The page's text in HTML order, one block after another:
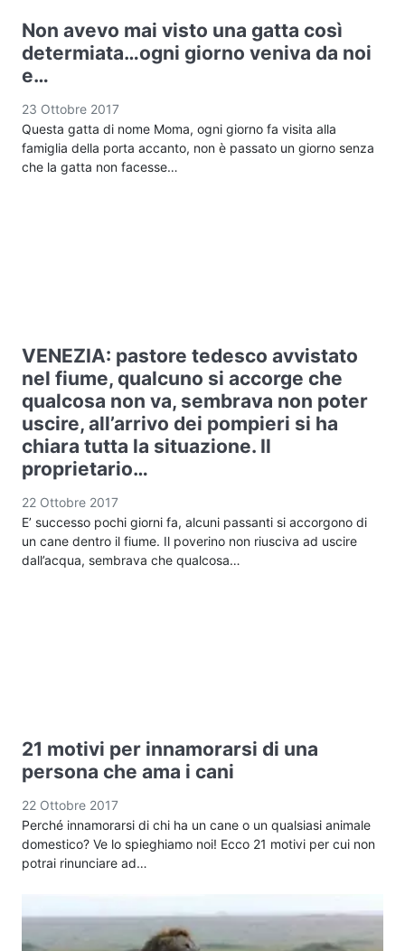
Non avevo mai visto una gatta così
determiata…ogni giorno veniva da noi
e…
23 Ottobre 2017
Questa gatta di nome Moma, ogni giorno fa visita alla
famiglia della porta accanto, non è passato un giorno senza
che la gatta non facesse…
VENEZIA: pastore tedesco avvistato
nel fiume, qualcuno si accorge che
qualcosa non va, sembrava non poter
uscire, all’arrivo dei pompieri si ha
chiara tutta la situazione. Il
proprietario…
22 Ottobre 2017
E’ successo pochi giorni fa, alcuni passanti si accorgono di
un cane dentro il fiume. Il poverino non riusciva ad uscire
dall’acqua, sembrava che qualcosa…
21 motivi per innamorarsi di una
persona che ama i cani
22 Ottobre 2017
Perché innamorarsi di chi ha un cane o un qualsiasi animale
domestico? Ve lo spieghiamo noi! Ecco 21 motivi per cui non
potrai rinunciare ad…